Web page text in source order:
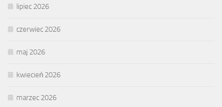
lipiec 2026
czerwiec 2026
maj 2026
kwiecień 2026
marzec 2026